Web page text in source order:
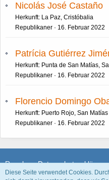
Nicolás José Castaño
Herkunft: La Paz, Cristóbalia
Republikaner
16. Februar 2022
Patrícia Gutiérrez
Herkunft: Punta de San Matías,
Republikaner
16. Februar 2022
Florencio Domingo
Herkunft: Puerto Rojo, San Matías
Republikaner
16. Februar 2022
Regeln Datenschutzerklärung
Diese Seite verwendet Cookies.